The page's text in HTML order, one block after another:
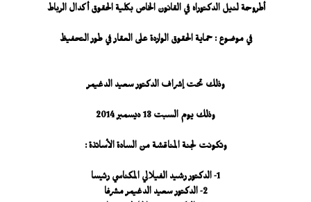
أطروحة لنيل الدكتوراه في القانون الخاص بكلية الحقوق أكدال الرباط
في موضوع : حماية الحقوق الواردة على العقار في طور التحفيظ
وذلك تحت إشراف الدكتور سعيد الدغيمر
وذلك يوم السبت 13 ديسمبر 2014
وتكونت لجنة المناقشة من السادة الأساتذة :
1- الدكتور رشيد الفيلالي المكناسي رئيسا
2- الدكتور سعيد الدغيمر مشرفا